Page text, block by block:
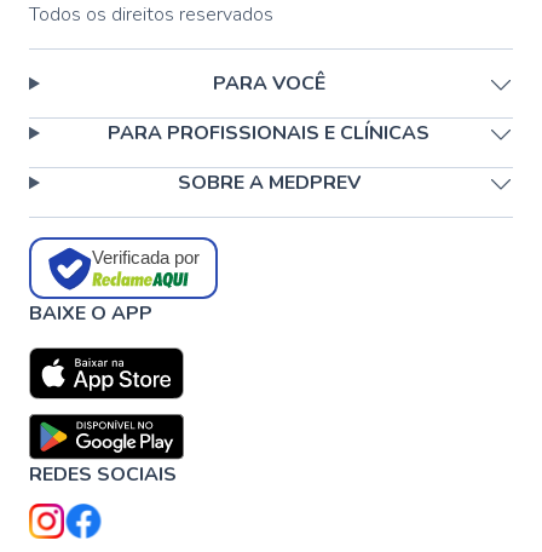
Todos os direitos reservados
PARA VOCÊ
PARA PROFISSIONAIS E CLÍNICAS
SOBRE A MEDPREV
Verificada por
BAIXE O APP
REDES SOCIAIS